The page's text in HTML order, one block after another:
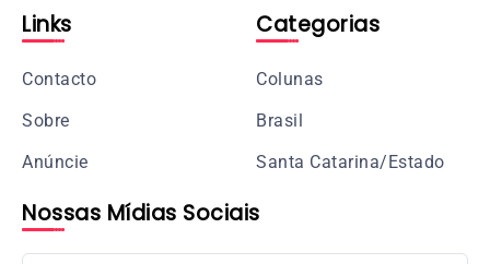
Links
Contacto
Sobre
Anúncie
Categorias
Colunas
Brasil
Santa Catarina/Estado
Nossas Mídias Sociais